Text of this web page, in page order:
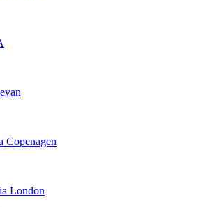
Copenagen
London